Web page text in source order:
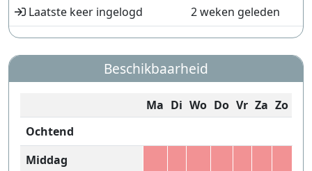
Laatste keer ingelogd
2 weken geleden
Beschikbaarheid
Ma Di Wo Do Vr Za Zo
Ochtend
Middag